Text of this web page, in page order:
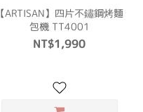
【ARTISAN】四片不鏽鋼烤麵
包機 TT4001
NT$1,990